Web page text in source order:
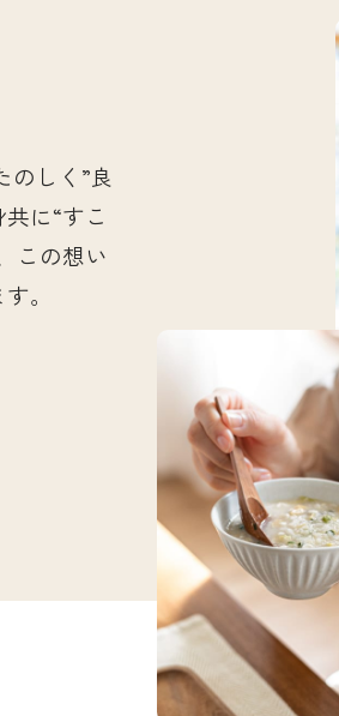
店舗
のしく”良
に“すこ
この想い
。